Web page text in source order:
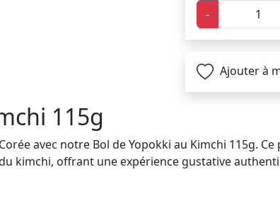
-
Ajouter à
115g
avec notre Bol de Yopokki au Kimchi 115g.
kimchi, offrant une expérience gustative